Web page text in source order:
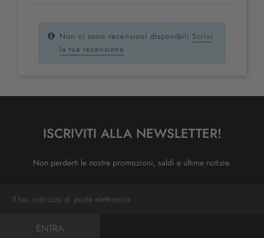
Non ci sono recensioni disponibili Scrivi
la tua recensione
ISCRIVITI ALLA NEWSLETTER!
Non perderti le nostre promozioni, saldi e ultime notizie.
ENTRA